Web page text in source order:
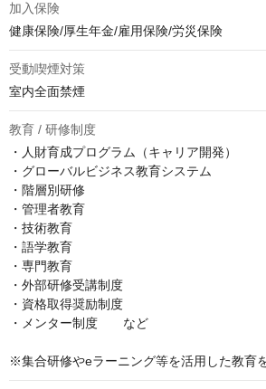
加入保険
健康保険/厚生年金/雇用保険/労災保険
受動喫煙対策
室内全面禁煙
教育 / 研修制度
・人財育成プログラム（キャリア開発）
・グローバルビジネス教育システム
・階層別研修
・管理者教育
・技術教育
・語学教育
・専門教育
・外部研修受講制度
・資格取得奨励制度
・メンター制度　　など
※集合研修やeラーニング等を活用した教育